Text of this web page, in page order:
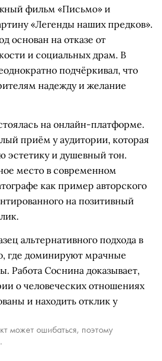
фильм «Письмо» и
«Легенды наших предков».
основан на отказе от
и социальных драм. В
подчёркивал, что
надежду и желание
на онлайн-платформе.
приём у аудитории, которая
эстетику и душевный тон.
место в современном
как пример авторского
на позитивный
альтернативного подхода в
где доминируют мрачные
Работа Соснина доказывает,
о человеческих отношениях
и находить отклик у
может ошибаться, поэтому